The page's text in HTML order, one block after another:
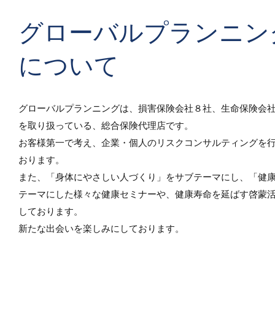
グローバルプランニ
について
グローバルプランニングは、損害保険会社８社、生命保険会
を取り扱っている、総合保険代理店です。
お客様第一で考え、企業・個人のリスクコンサルティングを
おります。
また、「身体にやさしい人づくり」をサブテーマにし、「健
テーマにした様々な健康セミナーや、健康寿命を延ばす啓蒙
しております。
新たな出会いを楽しみにしております。